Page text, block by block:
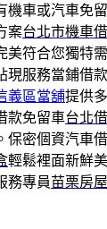
機車或汽車免
案台北市機車
美符合您獨特
現服務當鋪借
義區當舖提供
款免留車台北
保密個資汽車
輕鬆裡面新鮮
務專員苗栗房